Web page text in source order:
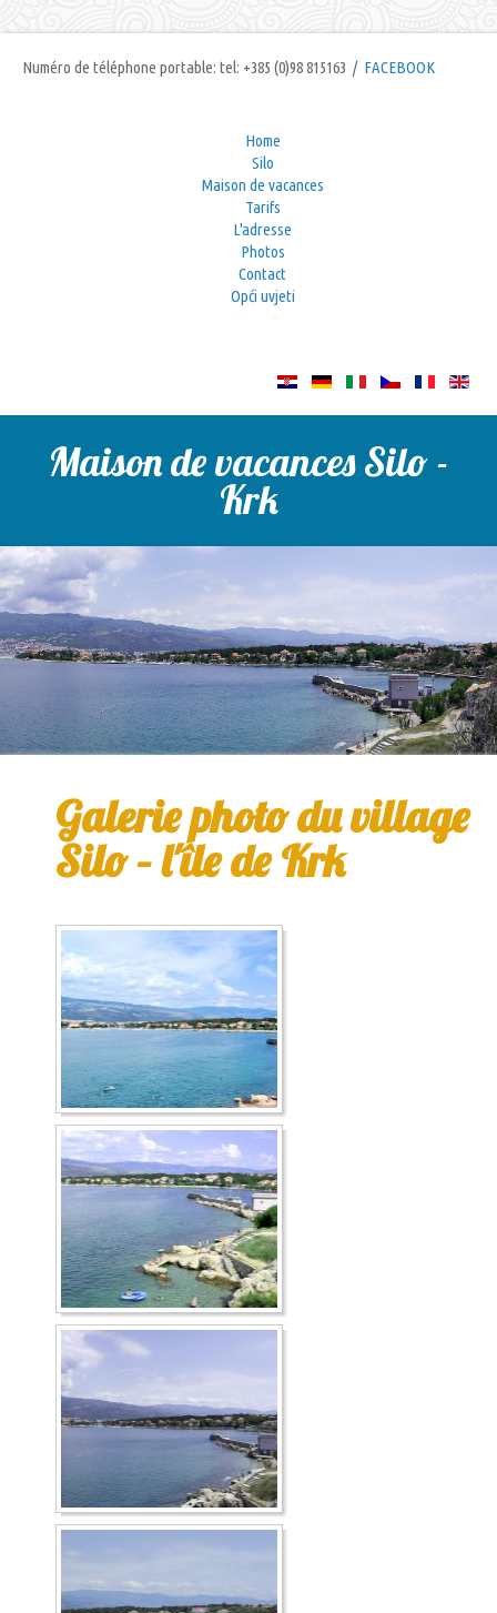
Numéro de téléphone portable: tel: +385 (0)98 815163 / FACEBOOK
Home
Silo
Maison de vacances
Tarifs
L'adresse
Photos
Contact
Opći uvjeti
Maison de vacances Silo -
Krk
Galerie photo du village
Silo – l'île de Krk